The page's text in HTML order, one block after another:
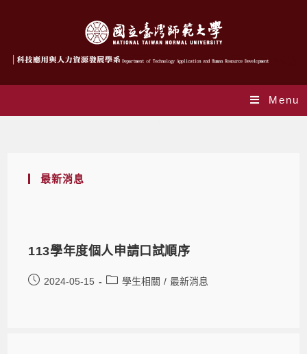
Menu
最新消息
113學年度個人申請口試順序
2024-05-15 學生相關 / 最新消息